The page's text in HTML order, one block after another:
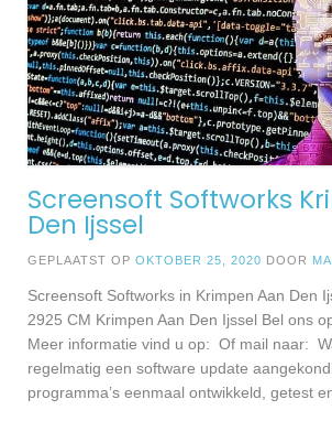
Screensoft Softworks
Den Ijssel
GEPLAATST OP OKTOBER 25, 2020 DOOR
Screensoft Softworks in Krimpen Aan Den
2925 CM Krimpen Aan Den Ijssel Bel ons
Meer informatie vind u op: Of mail naar:
regelmatig een software update
programma’s eenmaal ontwikkeld, getest